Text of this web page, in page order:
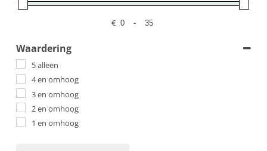
Taxi's (3)
€
Minimale prijs
-
Maximale prijs
Waardering
5 alleen
4 en omhoog
3 en omhoog
2 en omhoog
1 en omhoog